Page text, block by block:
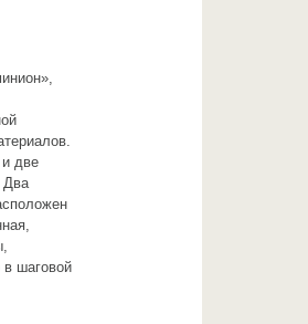
и две
Два
в шаговой